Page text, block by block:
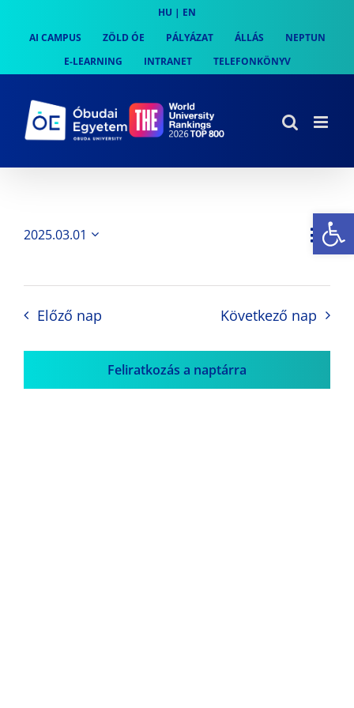
content
HU | EN
AI CAMPUS
ZÖLD ÓE PÁLYÁZAT ÁLLÁS
NEPTUN
E-LEARNING
INTRANET TELEFONKÖNYV
Nap
2025.03.01
Előző nap Következő nap
Feliratkozás a naptárra